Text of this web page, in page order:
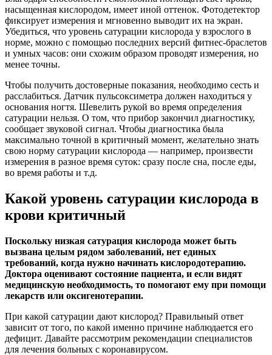
насыщенная кислородом, имеет иной оттенок. Фотодетектор
фиксирует измерения и мгновенно выводит их на экран.
Убедиться, что уровень сатурации кислорода у взрослого в
норме, можно с помощью последних версий фитнес-браслетов
и умных часов: они схожим образом проводят измерения, но
менее точны.
Чтобы получить достоверные показания, необходимо сесть и
расслабиться. Датчик пульсоксиметра должен находиться у
основания ногтя. Шевелить рукой во время определения
сатурации нельзя. О том, что прибор закончил диагностику,
сообщает звуковой сигнал. Чтобы диагностика была
максимально точной в критичный момент, желательно знать
свою норму сатурации кислорода — например, произвести
измерения в разное время суток: сразу после сна, после еды,
во время работы и т.д.
Какой уровень сатурации кислорода в
крови критичный
Поскольку низкая сатурация кислорода может быть
вызвана целым рядом заболеваний, нет единых
требований, когда нужно начинать кислородотерапию.
Доктора оценивают состояние пациента, и если видят
медицинскую необходимость, то помогают ему при помощи
лекарств или оксигенотерапии.
При какой сатурации дают кислород? Правильный ответ
зависит от того, по какой именно причине наблюдается его
дефицит. Давайте рассмотрим рекомендации специалистов
для лечения больных с коронавирусом.